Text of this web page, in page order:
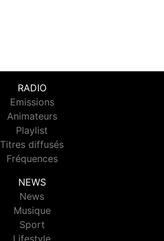
RADIO
Emissions
Animateurs
Playlist
Titres diffusés
Fréquences
NEWS
News
Musique
Sport